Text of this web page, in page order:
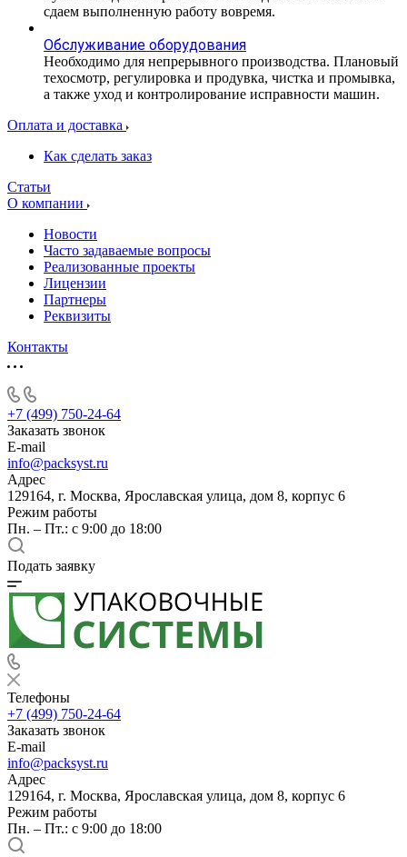
сдаем выполненную работу вовремя.
Обслуживание оборудования
Необходимо для непрерывного производства. Плановый
техосмотр, регулировка и продувка, чистка и промывка,
а также уход и контролирование исправности машин.
Оплата и доставка
Как сделать заказ
Статьи
О компании
Новости
Часто задаваемые вопросы
Реализованные проекты
Лицензии
Партнеры
Реквизиты
Контакты
+7 (499) 750-24-64
Заказать звонок
E-mail
info@packsyst.ru
Адрес
129164, г. Москва, Ярославская улица, дом 8, корпус 6
Режим работы
Пн. – Пт.: с 9:00 до 18:00
Подать заявку
Телефоны
+7 (499) 750-24-64
Заказать звонок
E-mail
info@packsyst.ru
Адрес
129164, г. Москва, Ярославская улица, дом 8, корпус 6
Режим работы
Пн. – Пт.: с 9:00 до 18:00